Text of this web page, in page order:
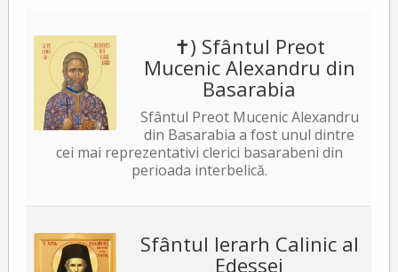
✝) Sfântul Preot
Mucenic Alexandru din
Basarabia
Sfântul Preot Mucenic Alexandru
din Basarabia a fost unul dintre
cei mai reprezentativi clerici basarabeni din
perioada interbelică.
Sfântul Ierarh Calinic al
Edessei